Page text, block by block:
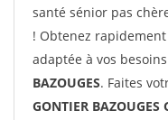
santé sénior pas chère
! Obtenez
adaptée à vos
BAZOUGES. Faites
GONTIER